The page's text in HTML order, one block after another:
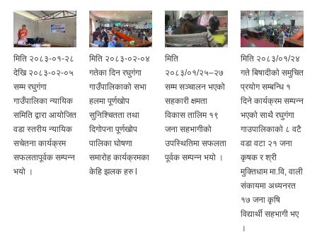
मिति २०८३-०१-२८
देखि २०८३-०२-०५
सम्म रघुगंगा
गाउँपालिका न्यायिक
समिति द्वारा आयोजित
वडा स्तरीय न्यायिक
सचेतना कार्यक्रम
सफलतापूर्वक सम्पन्न
भयो ।
मिति २०८३-०२-०४
गतेका दिन रघुगंगा
गाउँपालिकाको सभा
हलमा पूर्णखोप
सुनिश्चितता तथा
दिगोपना पूर्णखोप
पालिका घोषणा
समारोह कार्यक्रमका
केहि झलक हरु l
मिति
२०८३/०१/२५–२७
सम्म सञ्चालन भएको
सहकारी क्षमता
विकास तालिम १९
जना सहभागीको
उपस्थितिमा सफलता
पूर्वक सम्पन्न भयो ।
मिति २०८३/०१/२४
गते बिषादीकाे समुचित
प्रयाेग सम्बन्धि १
दिने कार्यक्रम सम्पन्न
भएकाे साथै रघुगंगा
गाउपालिकाकाे ८ वटै
वडा वटा २१ जना
कृषक र श्री
मुक्तिधाम मा.वि, वाली
संकायमा अध्यनरत
१७ जना कृषि
विद्यार्थी सहभागी भए
।